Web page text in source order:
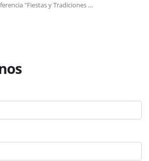
"Fiestas y Tradiciones …